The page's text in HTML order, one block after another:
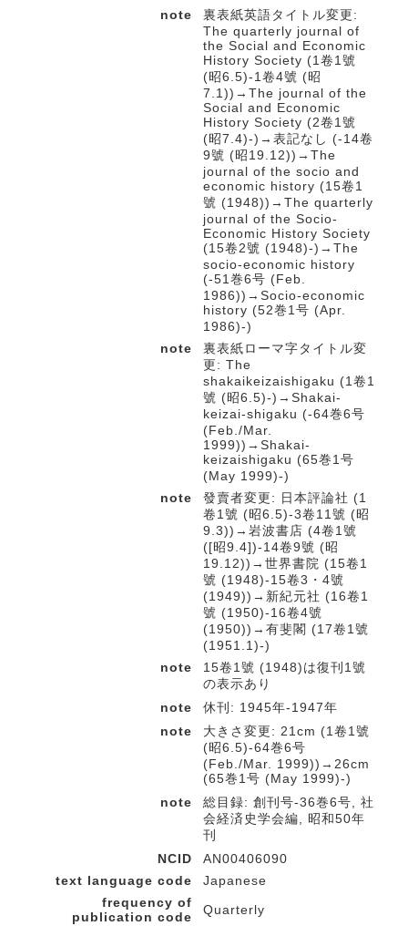
note
裏表紙英語タイトル変更:
The quarterly journal of
the Social and Economic
History Society (1卷1號
(昭6.5)-1卷4號 (昭
7.1))→The journal of the
Social and Economic
History Society (2卷1號
(昭7.4)-)→表記なし (-14卷
9號 (昭19.12))→The
journal of the socio and
economic history (15卷1
號 (1948))→The quarterly
journal of the Socio-
Economic History Society
(15卷2號 (1948)-)→The
socio-economic history
(-51巻6号 (Feb.
1986))→Socio-economic
history (52巻1号 (Apr.
1986)-)
note
裏表紙ローマ字タイトル変
更: The
shakaikeizaishigaku (1卷1
號 (昭6.5)-)→Shakai-
keizai-shigaku (-64巻6号
(Feb./Mar.
1999))→Shakai-
keizaishigaku (65巻1号
(May 1999)-)
note
發賣者変更: 日本評論社 (1
卷1號 (昭6.5)-3卷11號 (昭
9.3))→岩波書店 (4卷1號
([昭9.4])-14卷9號 (昭
19.12))→世界書院 (15卷1
號 (1948)-15卷3・4號
(1949))→新紀元社 (16卷1
號 (1950)-16卷4號
(1950))→有斐閣 (17卷1號
(1951.1)-)
note
15卷1號 (1948)は復刊1號
の表示あり
note
休刊: 1945年-1947年
note
大きさ変更: 21cm (1卷1號
(昭6.5)-64巻6号
(Feb./Mar. 1999))→26cm
(65巻1号 (May 1999)-)
note
総目録: 創刊号-36巻6号, 社
会経済史学会編, 昭和50年
刊
NCID
AN00406090
text language code
Japanese
frequency of
publication code
Quarterly